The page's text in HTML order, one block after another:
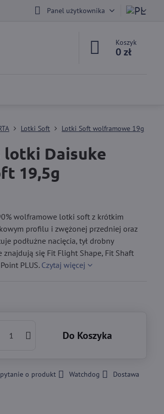
Panel użytkownika
Koszyk
0 zł
Lotki Soft Lotki Soft wolframowe 19g
lotki Daisuke
19,5g
wolframowe lotki soft z krótkim
profilu i zwężonej przedniej oraz
podłużne nacięcia, tył drobny
znajdują się Fit Flight Shape, Fit Shaft
PLUS. Czytaj więcej
Do Koszyka
o produkt Watchdog Dostawa